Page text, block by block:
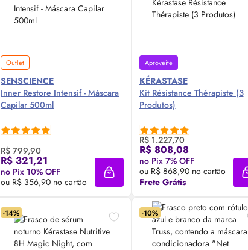
Outlet
SENSCIENCE
Inner Restore Intensif - Máscara
Capilar 500ml
R$ 799,90
R$ 321,21
no Pix 10% OFF
ou R$ 356,90 no cartão
Compre Agora ❯
Adicionar à sacola
Aproveite
KÉRASTASE
Kit Résistance Thérapiste (3
Produtos)
R$ 1.227,70
R$ 808,08
no Pix 7% OFF
ou R$ 868,90 no cartão
Frete Grátis
Compre Agora ❯
-14% -10%